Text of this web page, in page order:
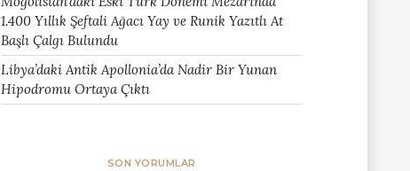
1.400 Yıllık Şeftali Ağacı Yay ve Runik Yazıtlı At
Başlı Çalgı Bulundu
Libya’daki Antik Apollonia’da Nadir Bir Yunan
Hipodromu Ortaya Çıktı
SON YORUMLAR